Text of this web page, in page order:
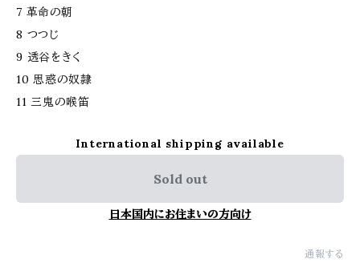
7 革命の朝
8 つつじ
9 透谷をきく
10 思惑の奴隷
11 三鬼の喉笛
International shipping available
Sold out
日本国内にお住まいの方向け
通報する